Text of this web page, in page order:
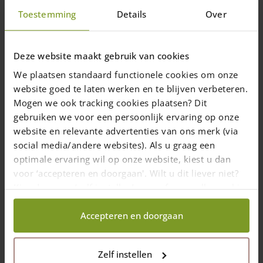
Toestemming Details Over
Deze website maakt gebruik van cookies
We plaatsen standaard functionele cookies om onze
website goed te laten werken en te blijven verbeteren.
Mogen we ook tracking cookies plaatsen? Dit
gebruiken we voor een persoonlijk ervaring op onze
website en relevante advertenties van ons merk (via
social media/andere websites). Als u graag een
optimale ervaring wil op onze website, kiest u dan
voor ‘accepteren en doorgaan'. Wilt u dit liever niet?
Kies dan voor ‘zelf instellen’ en geef aan welke cookies
wij wel mogen verzamelen.
Accepteren en doorgaan
Zelf instellen
300, 350, 400, 500 et 600 (cm)
A partir de 350 cm les piquets ne sont
Mesuré sur le côté le plus fin
From6,00€
1-7 semaines
Choix des options
Ce
produit
a
plusieurs
être